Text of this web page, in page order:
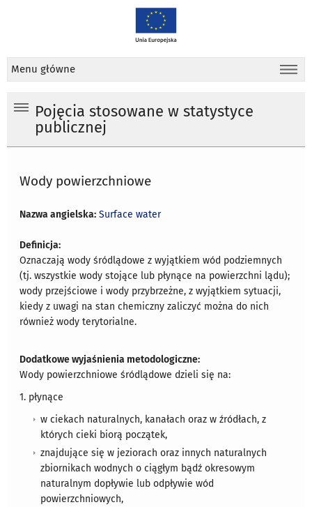
Menu główne
Pojęcia stosowane w statystyce
publicznej
Wody powierzchniowe
Nazwa angielska: Surface water
Definicja:
Oznaczają wody śródlądowe z wyjątkiem wód podziemnych
(tj. wszystkie wody stojące lub płynące na powierzchni lądu);
wody przejściowe i wody przybrzeżne, z wyjątkiem sytuacji,
kiedy z uwagi na stan chemiczny zaliczyć można do nich
również wody terytorialne.
Dodatkowe wyjaśnienia metodologiczne:
Wody powierzchniowe śródlądowe dzieli się na:
1. płynące
w ciekach naturalnych, kanałach oraz w źródłach, z
których cieki biorą początek,
znajdujące się w jeziorach oraz innych naturalnych
zbiornikach wodnych o ciągłym bądź okresowym
naturalnym dopływie lub odpływie wód
powierzchniowych,